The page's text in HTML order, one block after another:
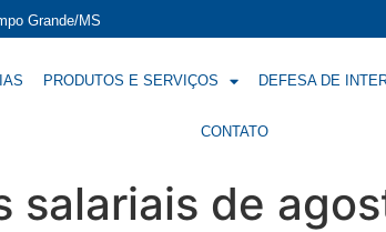
Grande/MS
PRODUTOS E SERVIÇOS DEFESA DE
CONTATO
salariais de